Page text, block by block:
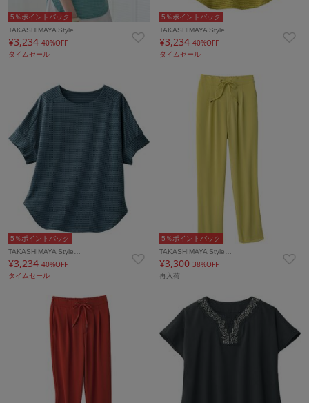
5％ポイントバック
TAKASHIMAYA Style…
¥3,234 40%OFF
タイムセール
5％ポイントバック
TAKASHIMAYA Style…
¥3,23440%OFF
タイムセール
5％ポイントバック
TAKASHIMAYA Style…
¥3,234 40%OFF
タイムセール
5％ポイントバック
TAKASHIMAYA Style…
¥3,30038%OFF
再入荷